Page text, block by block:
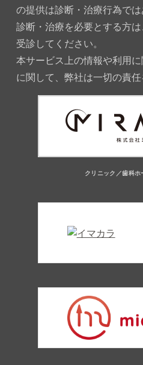
の提供は診断・治療行為では
診断・治療を必要とする方
受診してください。
本サービス上の情報や利用
に関して、弊社は一切の責任
クリニック／歯科ホ